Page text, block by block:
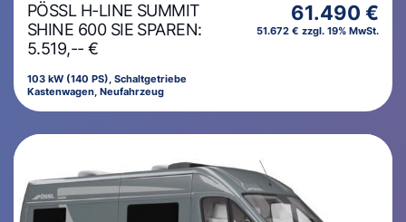
PÖSSL H-LINE SUMMIT
SHINE 600 SIE SPAREN:
5.519,-- €
103 kW (140 PS), Schaltgetriebe
Kastenwagen, Neufahrzeug
61.490 €
51.672 € zzgl. 19% MwSt.